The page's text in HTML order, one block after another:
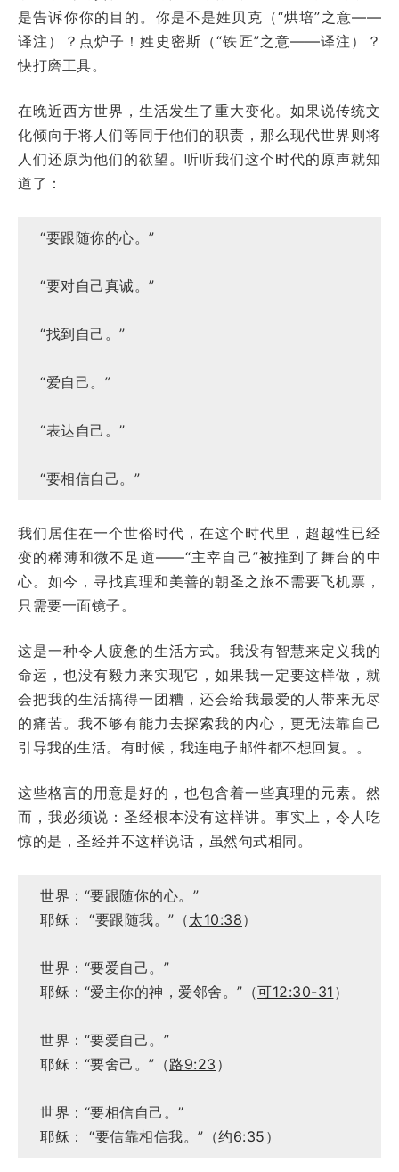
是告诉你你的目的。你是不是姓贝克（“烘培”之意——
译注）？点炉子！姓史密斯（“铁匠”之意——译注）？
快打磨工具。
在晚近西方世界，生活发生了重大变化。如果说传统文
化倾向于将人们等同于他们的职责，那么现代世界则将
人们还原为他们的欲望。听听我们这个时代的原声就知
道了：
“要跟随你的心。”
“要对自己真诚。”
“找到自己。”
“爱自己。”
“表达自己。”
“要相信自己。”
我们居住在一个世俗时代，在这个时代里，超越性已经
变的稀薄和微不足道——“主宰自己”被推到了舞台的中
心。如今，寻找真理和美善的朝圣之旅不需要飞机票，
只需要一面镜子。
这是一种令人疲惫的生活方式。我没有智慧来定义我的
命运，也没有毅力来实现它，如果我一定要这样做，就
会把我的生活搞得一团糟，还会给我最爱的人带来无尽
的痛苦。我不够有能力去探索我的内心，更无法靠自己
引导我的生活。有时候，我连电子邮件都不想回复。。
这些格言的用意是好的，也包含着一些真理的元素。然
而，我必须说：圣经根本没有这样讲。事实上，令人吃
惊的是，圣经并不这样说话，虽然句式相同。
世界：“要跟随你的心。”
耶稣： “要跟随我。”（太10:38）
世界：“要爱自己。”
耶稣：“爱主你的神，爱邻舍。”（可12:30-31 ）
世界：“要爱自己。”
耶稣：“要舍己。”（路9:23 ）
世界：“要相信自己。”
耶稣： “要信靠相信我。”（约6:35 ）